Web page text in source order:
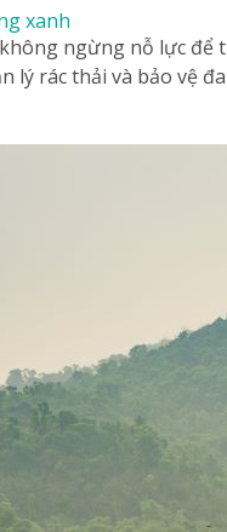
xanh
không ngừng nỗ lực để
lý rác thải và bảo vệ